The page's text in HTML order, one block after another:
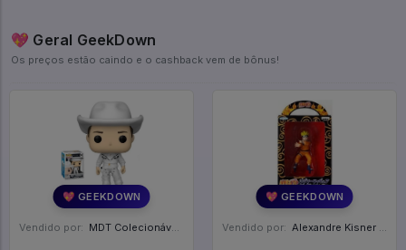
💖 Geral GeekDown
Os preços estão caindo e o cashback vem de bônus!
💖 GEEKDOWN
Vendido por: MDT Colecionáveis - DF
💖 GEEKDOWN
Vendido por: Alexandre Kisner - PR